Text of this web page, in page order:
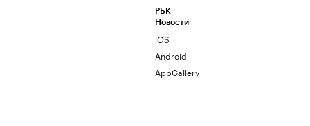
РБК
Новости
iOS
Android
AppGallery